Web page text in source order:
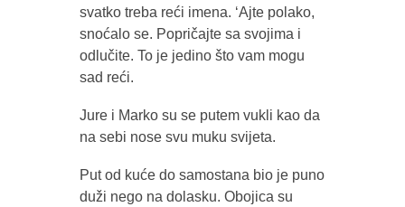
svatko treba reći imena. ‘Ajte polako,
snoćalo se. Popričajte sa svojima i
odlučite. To je jedino što vam mogu
sad reći.
Jure i Marko su se putem vukli kao da
na sebi nose svu muku svijeta.
Put od kuće do samostana bio je puno
duži nego na dolasku. Obojica su